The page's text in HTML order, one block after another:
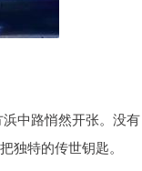
浜中路悄然开张。没有
独特的传世钥匙。